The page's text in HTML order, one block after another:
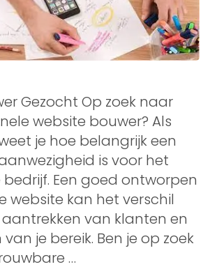
Gezocht Op zoek naar
website bouwer? Als
je hoe belangrijk een
is voor het
Een goed ontworpen
website kan het verschil
van klanten en
je bereik. Ben je op zoek
…